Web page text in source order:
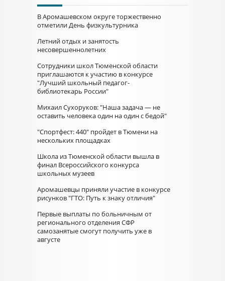
В Аромашевском округе торжественно
отметили День физкультурника
Летний отдых и занятость
несовершеннолетних
Сотрудники школ Тюменской области
приглашаются к участию в конкурсе
"Лучший школьный педагог-
библиотекарь России"
Михаил Сухоруков: "Наша задача — не
оставить человека один на один с бедой"
"Спортфест: 440" пройдет в Тюмени на
нескольких площадках
Школа из Тюменской области вышла в
финал Всероссийского конкурса
школьных музеев
Аромашевцы приняли участие в конкурсе
рисунков "ГТО: Путь к знаку отличия"
Первые выплаты по больничным от
регионального отделения СФР
самозанятые смогут получить уже в
августе